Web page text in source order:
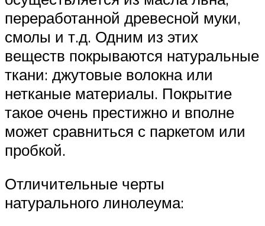
переработанной древесной муки,
смолы и т.д. Одним из этих
веществ покрываются натуральные
ткани: джутовые волокна или
нетканые материалы. Покрытие
такое очень престижно и вполне
может сравниться с паркетом или
пробкой.
Отличительные черты
натурального линолеума: